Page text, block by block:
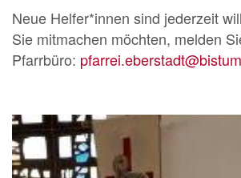
Neue Helfer*innen sind jederzeit
Sie mitmachen möchten, melden
Pfarrbüro: